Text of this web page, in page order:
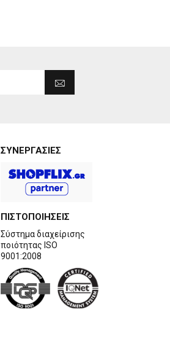
ΣΥΝΕΡΓΑΣΙΕΣ
ΠΙΣΤΟΠΟΙΗΣΕΙΣ
Σύστημα διαχείρισης
ποιότητας ISO
9001:2008